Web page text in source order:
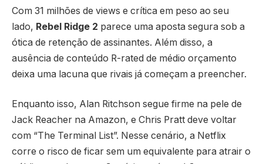
Com 31 milhões de views e crítica em peso ao seu
lado, Rebel Ridge 2 parece uma aposta segura sob a
ótica de retenção de assinantes. Além disso, a
ausência de conteúdo R-rated de médio orçamento
deixa uma lacuna que rivais já começam a preencher.
Enquanto isso, Alan Ritchson segue firme na pele de
Jack Reacher na Amazon, e Chris Pratt deve voltar
com “The Terminal List”. Nesse cenário, a Netflix
corre o risco de ficar sem um equivalente para atrair o